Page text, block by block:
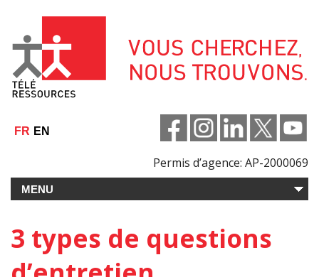
contenu
FR EN
Permis d’agence: AP-2000069
3 types de questions